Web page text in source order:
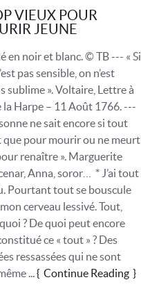
JEUNE
en noir et blanc. © TB --- « Si
pas sensible, on n’est
sublime ». Voltaire, Lettre à
la Harpe – 11 Août 1766. ---
ne sait encore si tout
que pour mourir ou ne meurt
renaître ». Marguerite
Anna, soror… * J’ai tout
Pourtant tout se bouscule
cerveau lessivé. Tout,
? De quoi peut encore
ce « tout » ? Des
ressassées qui ne sont
...
Continue Reading